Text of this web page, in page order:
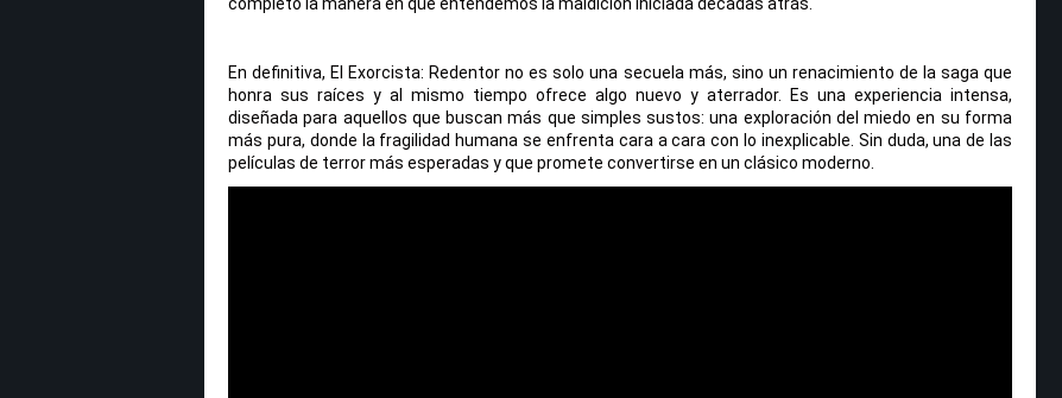
En definitiva, El Exorcista: Redentor no es solo una secuela más, sino un renacimiento de la saga que
honra sus raíces y al mismo tiempo ofrece algo nuevo y aterrador. Es una experiencia intensa,
diseñada para aquellos que buscan más que simples sustos: una exploración del miedo en su forma
más pura, donde la fragilidad humana se enfrenta cara a cara con lo inexplicable. Sin duda, una de las
películas de terror más esperadas y que promete convertirse en un clásico moderno.